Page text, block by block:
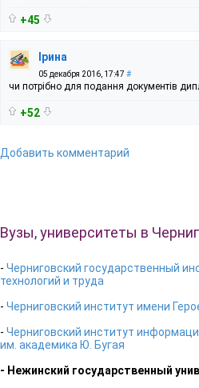
+45
Ірина
05 декабря 2016, 17:47 #
чи потрібно для подання документів
+52
Добавить комментарий
Вузы, университеты в
- Черниговский государственный
технологий и труда
- Черниговский институт имени
- Черниговский институт
им. академика Ю. Бугая
- Нежинский государственный